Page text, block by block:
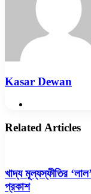
Kasar Dewan
Related Articles
খাদ্য মূল্যস্ফীতির
প্রকাশ